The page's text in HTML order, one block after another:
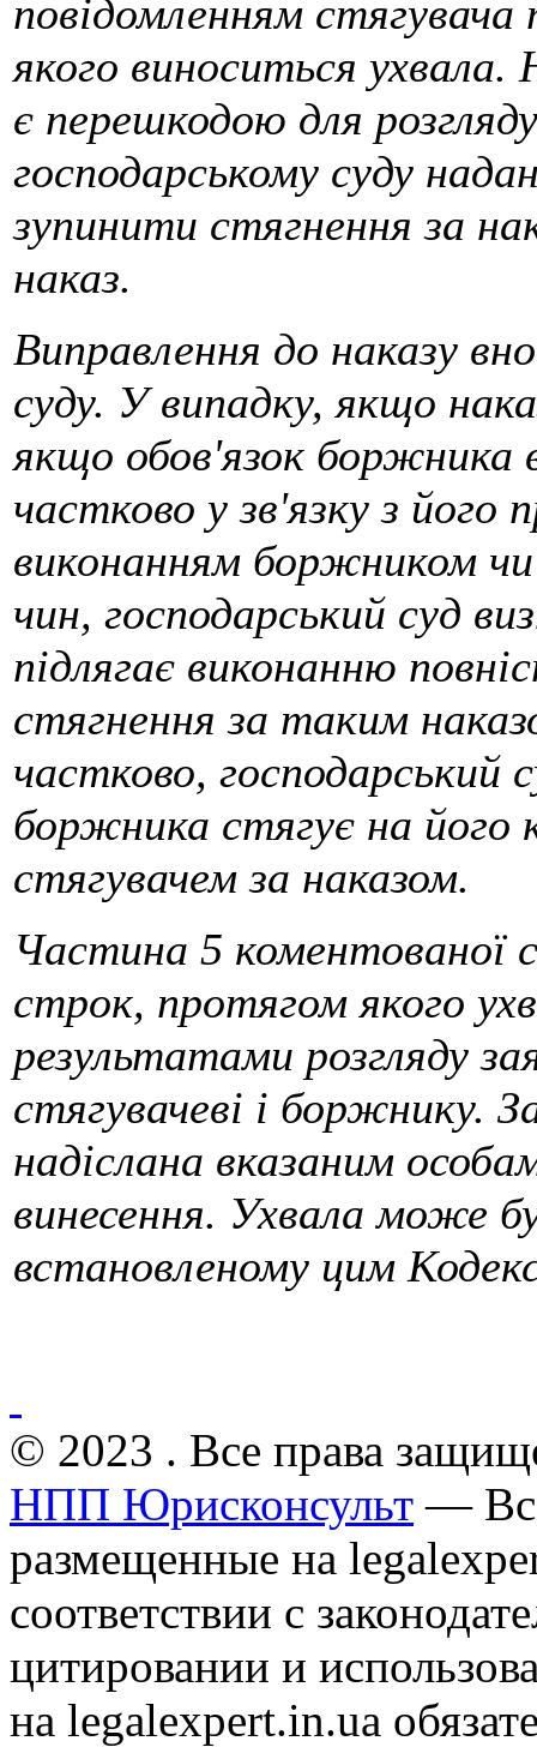
повідомлен­ням
якого виноситься
є перешкодою для
господарському суду
зупинити стягнення за
наказ.
Виправлення до наказу
суду. У випадку, якщо
якщо обов'язок боржника
частково у зв'язку з його
виконанням боржником
чин, господарський суд
підлягає виконанню
стягнення за таким
частково, господарський
боржника стягує на його
стягувачем за наказом.
Частина 5
строк, протя­гом якого
результатами розгляду
стягувачеві і боржнику.
надіслана вказаним
винесення. Ух­вала може
встановленому цим
© 2023 . Все права
НПП Юрисконсульт —
размещенные на
соответствии с
цитировании и
на legalexpert.in.ua